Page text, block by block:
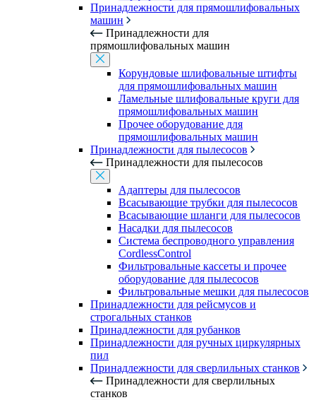
Принадлежности для прямошлифовальных
машин
Принадлежности для
прямошлифовальных машин
Корундовые шлифовальные штифты
для прямошлифовальных машин
Ламельные шлифовальные круги для
прямошлифовальных машин
Прочее оборудование для
прямошлифовальных машин
Принадлежности для пылесосов
Принадлежности для пылесосов
Адаптеры для пылесосов
Всасывающие трубки для пылесосов
Всасывающие шланги для пылесосов
Насадки для пылесосов
Система беспроводного управления
CordlessControl
Фильтровальные кассеты и прочее
оборудование для пылесосов
Фильтровальные мешки для пылесосов
Принадлежности для рейсмусов и
строгальных станков
Принадлежности для рубанков
Принадлежности для ручных циркулярных
пил
Принадлежности для сверлильных станков
Принадлежности для сверлильных
станков